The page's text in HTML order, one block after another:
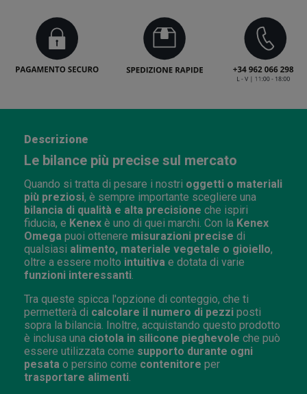
Descrizione
Le bilance più precise sul mercato
Quando si tratta di pesare i nostri oggetti o materiali
più preziosi, è sempre importante scegliere una
bilancia di qualità e alta precisione che ispiri
fiducia, e Kenex è uno di quei marchi. Con la Kenex
Omega puoi ottenere misurazioni precise di
qualsiasi alimento, materiale vegetale o gioiello,
oltre a essere molto intuitiva e dotata di varie
funzioni interessanti
Tra queste spicca l'opzione di conteggio, che ti
permetterà di calcolare il numero di pezzi posti
sopra la bilancia. Inoltre, acquistando questo prodotto
è inclusa una ciotola in silicone pieghevole che può
essere utilizzata come supporto durante ogni
pesata o persino come contenitore per
trasportare alimenti